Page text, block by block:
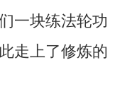
一块练法轮功
走上了修炼的